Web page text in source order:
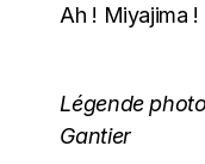
‪Ah ! Miyajima !‬
Légende
Gantier